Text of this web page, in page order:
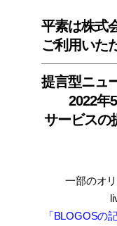
平素は株式
ご利用いた
提言型ニュ
2022年
サービスの
一部のオ
「BLOGOSの